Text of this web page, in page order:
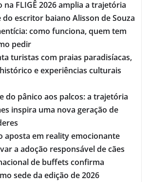
na FLIGÊ 2026 amplia a trajetória
escritor baiano Alisson de Souza
como funciona, quem tem
pedir
turistas com praias paradisíacas,
e experiências culturais
do pânico aos palcos: a trajetória
inspira uma nova geração de
aposta em reality emocionante
a adoção responsável de cães
de buffets confirma
sede da edição de 2026